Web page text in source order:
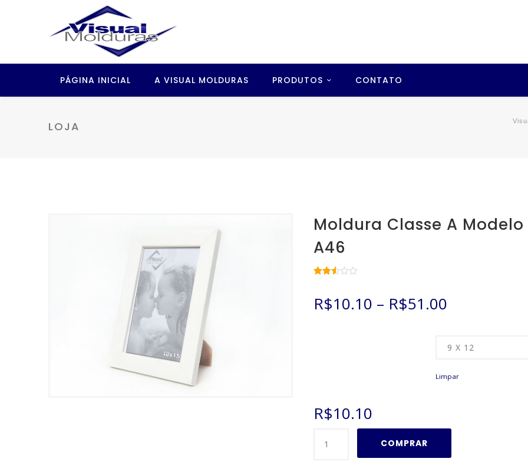
PÁGINA INICIAL A VISUAL MOLDURAS PRODUTOS CONTATO
LOJA
Moldura Classe A Modelo
A46
2.51
de 5,
R$10.10 – R$51.00
Limpar
R$10.10
COMPRAR